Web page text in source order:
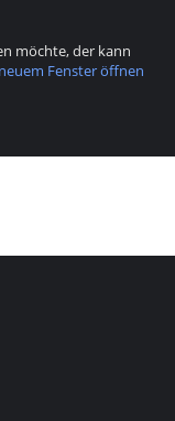
möchte, der kann
Fenster öffnen